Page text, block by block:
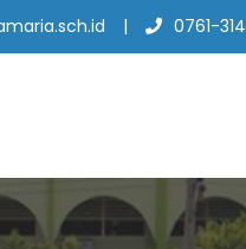
0761-